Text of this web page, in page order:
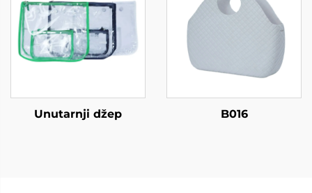
Unutarnji džep B016